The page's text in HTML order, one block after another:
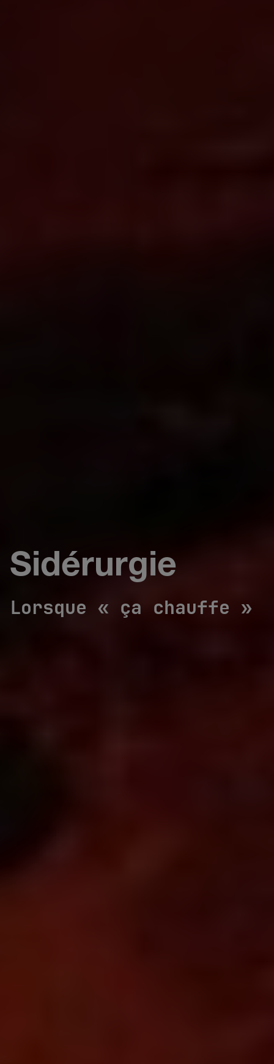
Sidérurgie
Lorsque « ça chauffe »